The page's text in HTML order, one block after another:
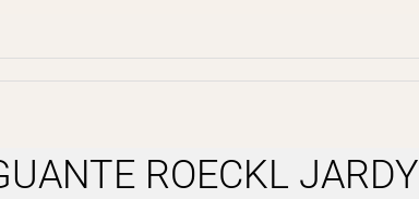
ROECKL JARDY